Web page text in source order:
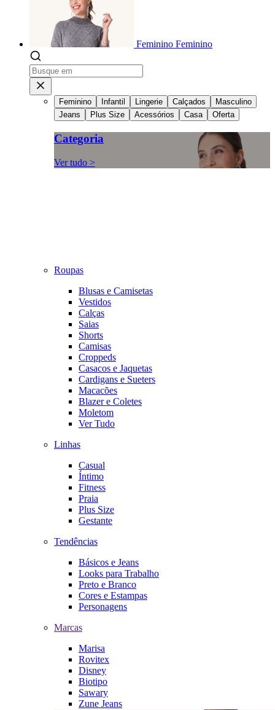
Feminino Feminino
Feminino Infantil Lingerie Calçados
Masculino
Jeans
Plus Size Acessórios Casa Oferta
Categoria
Ver tudo >
Roupas
Blusas e Camisetas
Vestidos
Calças
Saias
Shorts
Camisas
Croppeds
Casacos e Jaquetas
Cardigans e Sueters
Macacões
Blazer e Coletes
Moletom
Ver Tudo
Linhas
Casual
Íntimo
Fitness
Praia
Plus Size
Gestante
Tendências
Básicos e Jeans
Looks para Trabalho
Preto e Branco
Cores e Estampas
Personagens
Marcas
Marisa
Rovitex
Disney
Biotipo
Sawary
Zune Jeans